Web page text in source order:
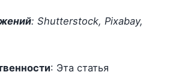
: Shutterstock, Pixabay,
: Эта статья